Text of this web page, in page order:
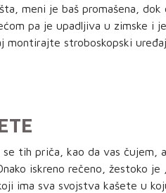
meni je baš promašena, dok
pa je upadljiva u zimske i
stroboskopski
tih priča, kao da vas čujem,
iskreno rečeno, žestoko
ima sva svojstva kašete u